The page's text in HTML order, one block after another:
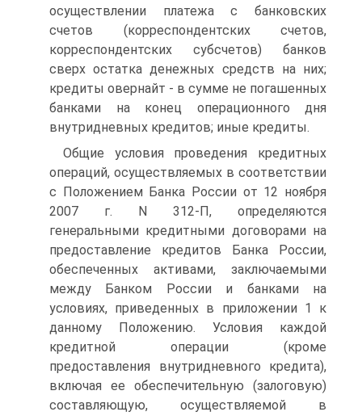
осуществлении платежа с банковских
счетов (корреспондентских счетов,
корреспондентских субсчетов) банков
сверх остатка денежных средств на них;
кредиты овернайт - в сумме не погашенных
банками на конец операционного дня
внутридневных кредитов; иные кредиты.
Общие условия проведения кредитных
операций, осуществляемых в соответствии
с Положением Банка России от 12 ноября
2007 г. N 312-П, определяются
генеральными кредитными договорами на
предоставление кредитов Банка России,
обеспеченных активами, заключаемыми
между Банком России и банками на
условиях, приведенных в приложении 1 к
данному Положению. Условия каждой
кредитной операции (кроме
предоставления внутридневного кредита),
включая ее обеспечительную (залоговую)
составляющую, осуществляемой в